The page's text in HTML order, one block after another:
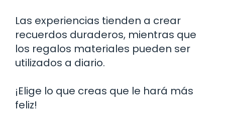
Las experiencias tienden a crear
recuerdos duraderos, mientras que
los regalos materiales pueden ser
utilizados a diario.
¡Elige lo que creas que le hará más
feliz!